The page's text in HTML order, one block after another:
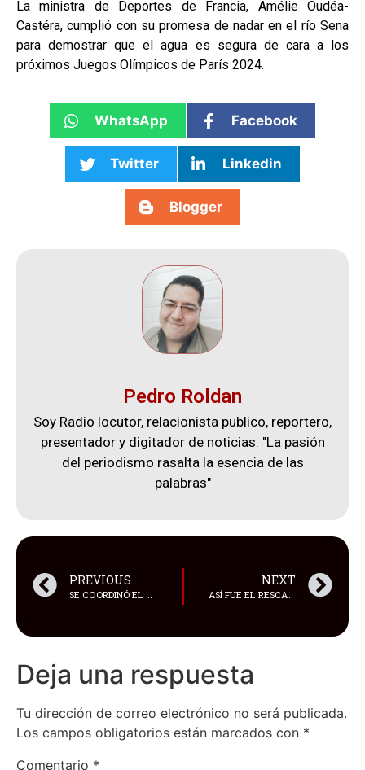
La ministra de Deportes de Francia, Amélie Oudéa-
Castéra, cumplió con su promesa de nadar en el río Sena
para demostrar que el agua es segura de cara a los
próximos Juegos Olímpicos de París 2024.
WhatsApp Facebook
Twitter Linkedin
Blogger
Pedro Roldan
Soy Radio locutor, relacionista publico, reportero,
presentador y digitador de noticias. "La pasión
del periodismo rasalta la esencia de las
palabras"
PREVIOUS
SE COORDINÓ EL TRASLADO DE MAYRA S. AL CENTRO DE PRIVACIÓN DE LIBERTAD DE COTOPAXI
NEXT
ASÍ FUE EL RESCATE DEL MINERO QUE ESTUVO 45 HORAS ATRAPADO TRAS DERRUMBE EN UN TÚNEL DE LA MINERA PAMPA CAMARONES
Deja una respuesta
Tu dirección de correo electrónico no será publicada.
Los campos obligatorios están marcados con *
Comentario *